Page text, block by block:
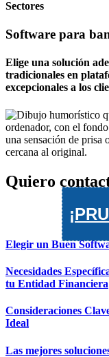
Sectores
Software para
Elige una solución
tradicionales en
excepcionales a los
Quiero
Elegir un Buen
Necesidades
tu Entidad Financiera
Consideraciones
Ideal
Las mejores